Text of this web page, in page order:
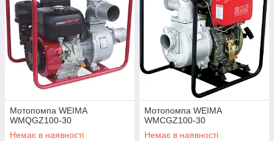
Мотопомпа WEIMA
WMQGZ100-30
Немає в наявності
Мотопомпа WEIMA
WMCGZ100-30
Немає в наявності